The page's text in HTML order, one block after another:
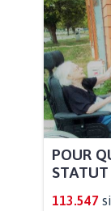
POUR
113.547